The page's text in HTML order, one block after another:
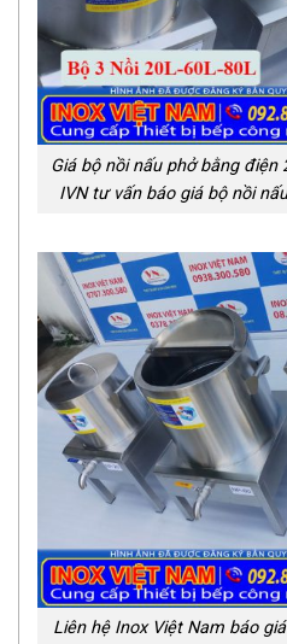
Giá bộ nồi nấu phở bằng
IVN tư vấn báo giá bộ nồi
Liên hệ Inox Việt Nam báo